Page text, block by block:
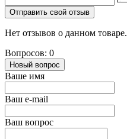
Отправить свой отзыв
Нет отзывов о данном товаре.
Вопросов: 0
Новый вопрос
Ваше имя
Ваш e-mail
Ваш вопрос